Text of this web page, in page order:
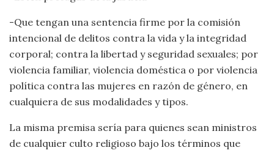
-Que tengan una sentencia firme por la comisión
intencional de delitos contra la vida y la integridad
corporal; contra la libertad y seguridad sexuales; por
violencia familiar, violencia doméstica o por violencia
política contra las mujeres en razón de género, en
cualquiera de sus modalidades y tipos.
La misma premisa sería para quienes sean ministros
de cualquier culto religioso bajo los términos que